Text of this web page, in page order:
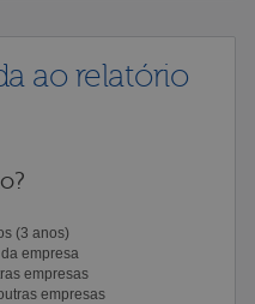
ao relatório
(3 anos)
empresa
empresas
empresas